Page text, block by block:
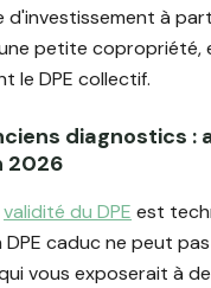
d'investissement à
petite copropriété,
le DPE collectif.
diagnostics :
2026
validité du DPE est
DPE caduc ne peut
vous exposerait à